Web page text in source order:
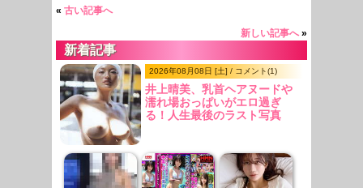
« 古い記事へ
新しい記事へ»
新着記事
2026年08月08日 [土] / コメント(1)
井上晴美、乳首ヘアヌードや
濡れ場おっぱいがエロ過ぎ
る！人生最後のラスト写真